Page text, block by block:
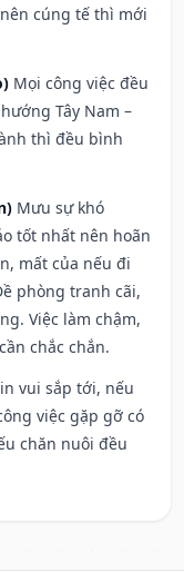
cúng tế thì mới
Mọi công việc đều
Tây Nam –
thì đều bình
Mưu sự khó
tốt nhất nên hoãn
mất của nếu đi
phòng tranh cãi,
Việc làm chậm,
chắc chắn.
vui sắp tới, nếu
việc gặp gỡ có
chăn nuôi đều